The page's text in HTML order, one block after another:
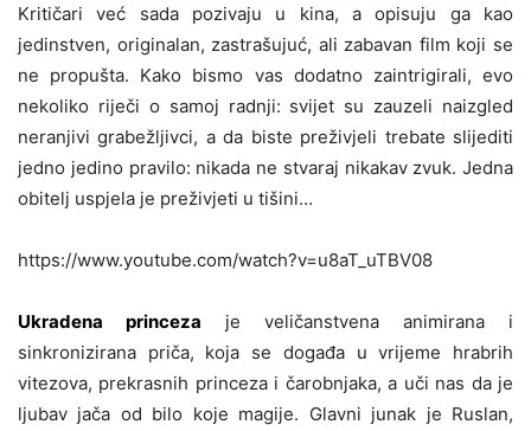
Kritičari već sada pozivaju u kina, a opisuju ga kao
jedinstven, originalan, zastrašujuć, ali zabavan film koji se
ne propušta. Kako bismo vas dodatno zaintrigirali, evo
nekoliko riječi o samoj radnji: svijet su zauzeli naizgled
neranjivi grabežljivci, a da biste preživjeli trebate slijediti
jedno jedino pravilo: nikada ne stvaraj nikakav zvuk. Jedna
obitelj uspjela je preživjeti u tišini…
https://www.youtube.com/watch?v=u8aT_uTBV08
Ukradena princeza je veličanstvena animirana i
sinkronizirana priča, koja se događa u vrijeme hrabrih
vitezova, prekrasnih princeza i čarobnjaka, a uči nas da je
ljubav jača od bilo koje magije. Glavni junak je Ruslan,